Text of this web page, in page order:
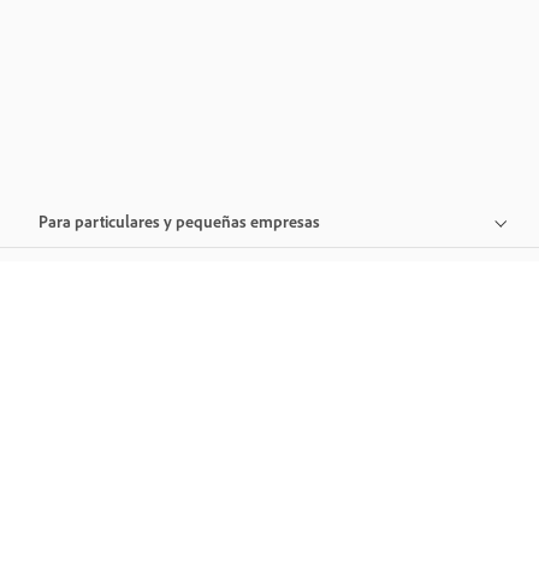
Para particulares y pequeñas empresas